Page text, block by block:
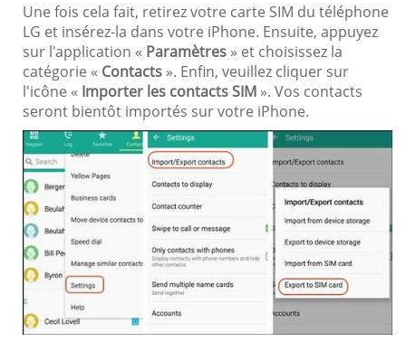
Une fois cela fait, retirez votre carte SIM du téléphone
LG et insérez-la dans votre iPhone. Ensuite, appuyez
sur l'application « Paramètres » et choisissez la
catégorie « Contacts ». Enfin, veuillez cliquer sur
l'icône « Importer les contacts SIM ». Vos contacts
seront bientôt importés sur votre iPhone.